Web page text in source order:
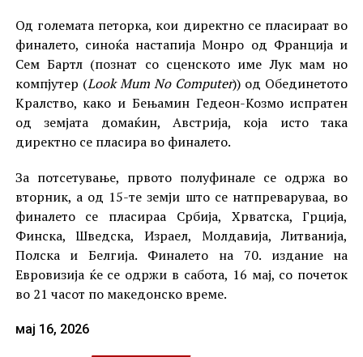
Од големата петорка, кои директно се пласираат во
финалето, синоќа настапија Монро од Франција и
Сем Бартл (познат со сценското име Лук мам но
компјутер (Look Mum No Computer)) од Обединетото
Кралство, како и Бењамин Гедеон-Козмо испратен
од земјата домаќин, Австрија, која исто така
директно се пласира во финалето.
За потсетување, првото полуфинале се одржа во
вторник, а од 15-те земји што се натпреваруваа, во
финалето се пласираа Србија, Хрватска, Грција,
Финска, Шведска, Израел, Молдавија, Литванија,
Полска и Белгија. Финалето на 70. издание на
Евровизија ќе се одржи в сабота, 16 мај, со почеток
во 21 часот по македонско време.
мај 16, 2026